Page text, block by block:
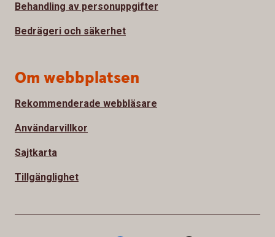
Behandling av personuppgifter
Bedrägeri och säkerhet
Om webbplatsen
Rekommenderade webbläsare
Användarvillkor
Sajtkarta
Tillgänglighet